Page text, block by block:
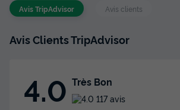
Avis TripAdvisor Avis clients
Avis Clients TripAdvisor
4.0 Très Bon
117 avis